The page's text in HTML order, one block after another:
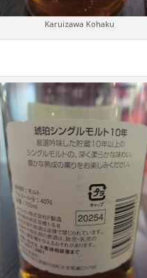
Karuizawa Kohaku